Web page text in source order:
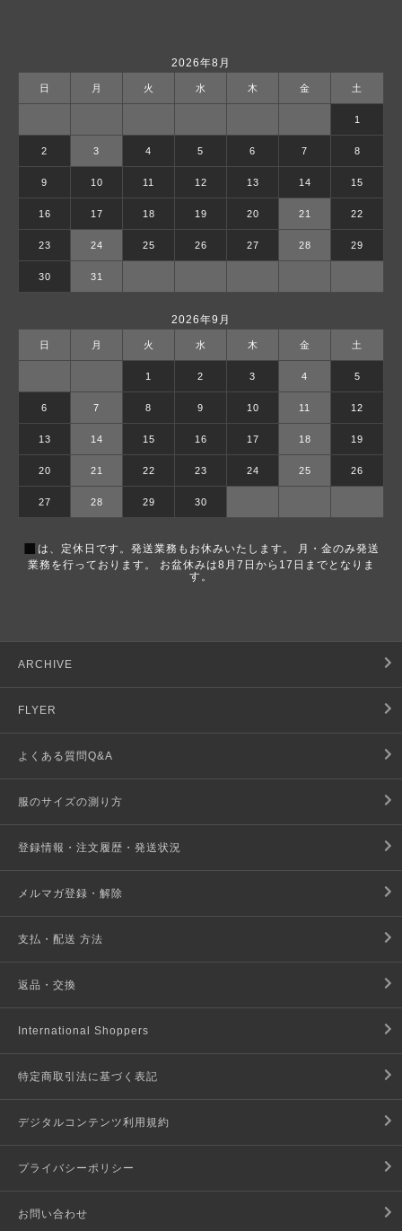
2026年8月
日 月 火 水 木 金 土
1
2 3 4 5 6 7 8
9 10 11 12 13 14 15
16 17 18 19 20 21 22
23 24 25 26 27 28 29
30 31
2026年9月
日 月 火 水 木 金 土
1 2 3 4 5
6 7 8 9 10 11 12
13 14 15 16 17 18 19
20 21 22 23 24 25 26
27 28 29 30
■ は、定休日です。発送業務もお休みいたします。 月・金のみ発送
業務を行っております。 お盆休みは8月7日から17日までとなりま
す。
ARCHIVE
FLYER
よくある質問Q&A
服のサイズの測り方
登録情報・注文履歴・発送状況
メルマガ登録・解除
支払・配送 方法
返品・交換
International Shoppers
特定商取引法に基づく表記
デジタルコンテンツ利用規約
プライバシーポリシー
お問い合わせ